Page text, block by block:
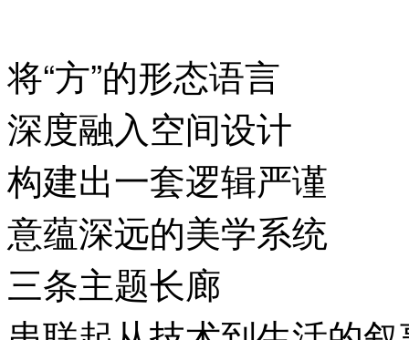
将“方”的形态语言
深度融入空间设计
构建出一套逻辑严谨
意蕴深远的美学系统
三条主题长廊